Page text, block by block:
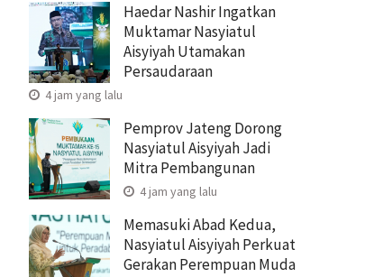
Haedar Nashir Ingatkan
Muktamar Nasyiatul
Aisyiyah Utamakan
Persaudaraan
4 jam yang lalu
Pemprov Jateng Dorong
Nasyiatul Aisyiyah Jadi
Mitra Pembangunan
4 jam yang lalu
Memasuki Abad Kedua,
Nasyiatul Aisyiyah Perkuat
Gerakan Perempuan Muda